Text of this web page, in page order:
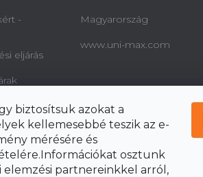
biztosítsuk azokat a
kellemesebbé teszik az e-
mérésére és
osztunk
elemzési partnereinkkel arról,
-
eljárás
Magyarország
www.uni-max.com